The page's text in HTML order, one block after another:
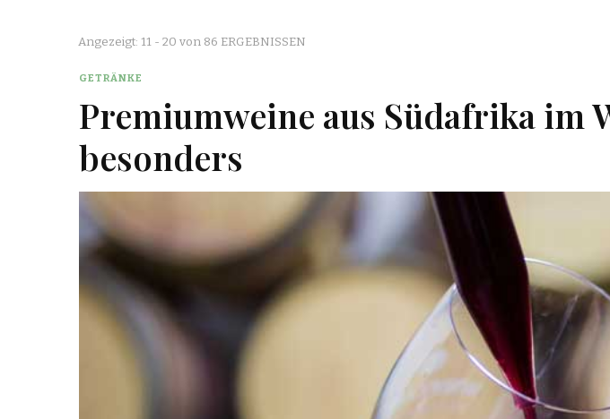
Angezeigt: 11 - 20 von 86 ERGEBNISSEN
GETRÄNKE
Premiumweine aus Südafrika im
besonders